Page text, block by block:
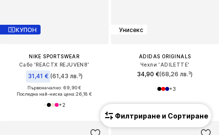
КУПОН
NIKE SPORTSWEAR
Сабо 'REACTX REJUVEN8'
31,41 € (61,43 лв.³)
Първоначално: 69,90 €
Последна най-ниска цена:26,18 €
+2
Унисекс
ADIDAS ORIGINALS
Чехли 'ADILETTE'
34,90 €(68,26 лв.³)
+3
Филтриране и Сортиране